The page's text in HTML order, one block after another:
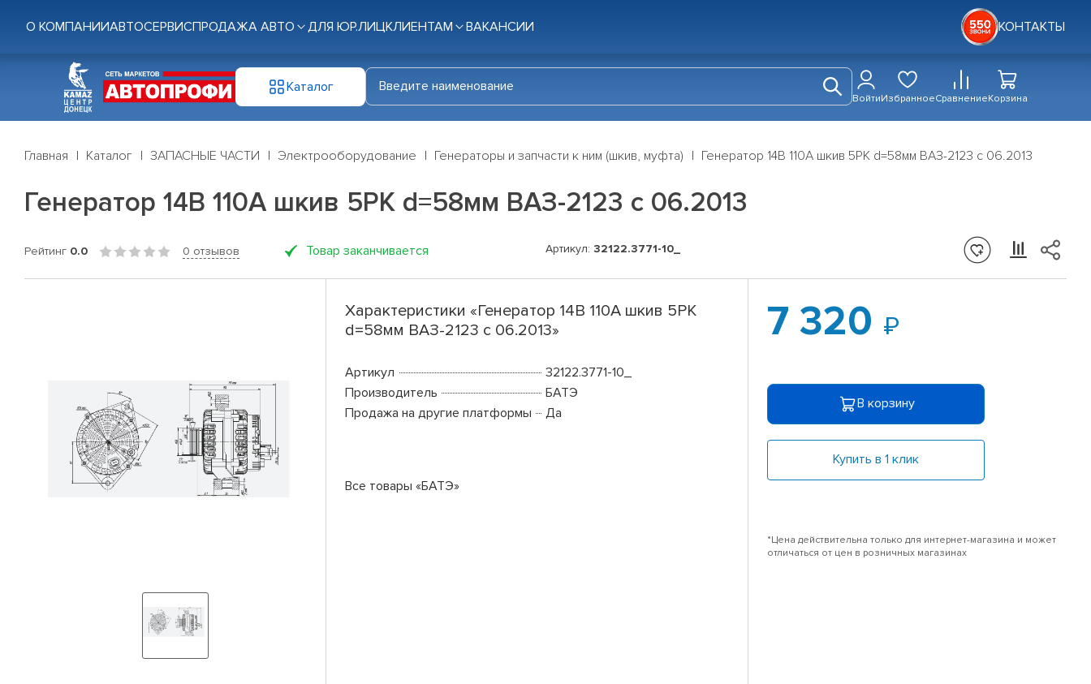
О КОМПАНИИАВТОСЕРВИСПРОДАЖА АВТО ДЛЯ ЮР.ЛИЦКЛИЕНТАМ ВАКАНСИИ КОНТАКТЫ
Каталог
ВойтиИзбранноеСравнениеКорзина
Главная Каталог ЗАПАСНЫЕ ЧАСТИ Электрооборудование Генераторы и запчасти к ним (шкив, муфта) Генератор 14В 110А шкив 5PK d=58мм ВАЗ-2123 с 06.2013
Генератор 14В 110А шкив 5PK d=58мм ВАЗ-2123 с 06.2013
Рейтинг 0.0 0 отзывов Товар заканчивается Артикул: 32122.3771-10_
Характеристики «Генератор 14В 110А шкив 5PK
d=58мм ВАЗ-2123 с 06.2013»
Артикул
32122.3771-10_
Производитель
БАТЭ
Продажа на другие платформы
Да
Все товары «БАТЭ»
7 320
В корзину
Купить в 1 клик
*Цена действительна только для интернет-магазина и может
отличаться от цен в розничных магазинах